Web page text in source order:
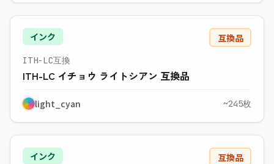
インク 互換品
ITH-LC互換
ITH-LC イチョウ ライトシアン 互換品
light_cyan ~245枚
インク 互換品